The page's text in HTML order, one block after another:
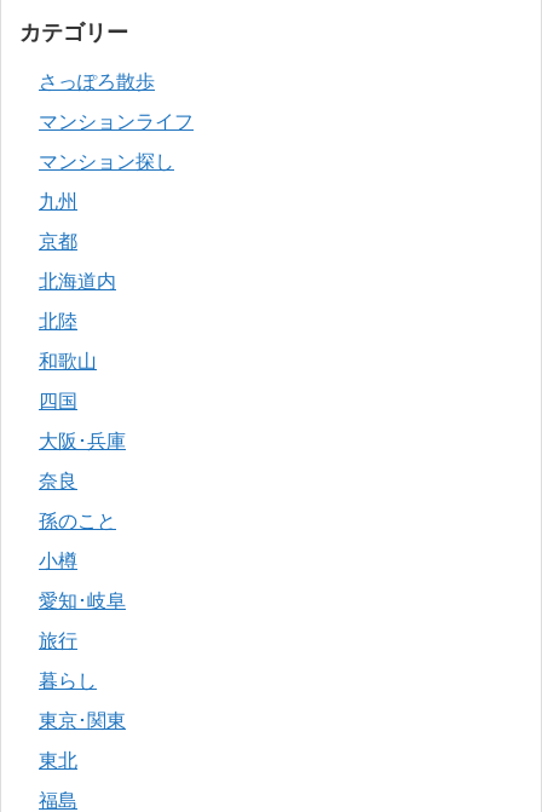
カテゴリー
さっぽろ散歩
マンションライフ
マンション探し
九州
京都
北海道内
北陸
和歌山
四国
大阪･兵庫
奈良
孫のこと
小樽
愛知･岐阜
旅行
暮らし
東京･関東
東北
福島